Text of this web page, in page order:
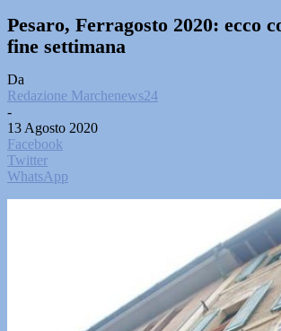
Pesaro, Ferragosto 2020: ecco
fine settimana
Da
Redazione Marchenews24
-
13 Agosto 2020
Facebook
Twitter
WhatsApp